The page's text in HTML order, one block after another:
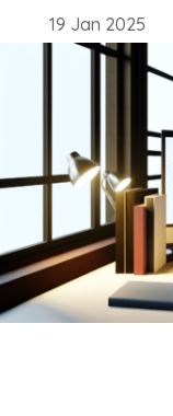
19 Jan 2025